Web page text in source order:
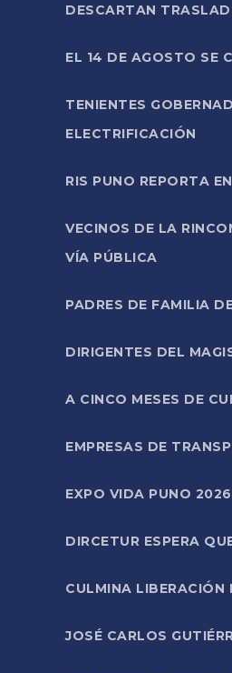
DESCARTAN
EL 14 DE AGOSTO SE
TENIENTES
ELECTRIFICACIÓN
RIS PUNO REPORTA
VECINOS DE LA
VÍA PÚBLICA
PADRES DE FAMILIA
DIRIGENTES DEL
A CINCO MESES DE
EMPRESAS DE
EXPO VIDA PUNO
DIRCETUR ESPERA
CULMINA LIBERACIÓN
JOSÉ CARLOS